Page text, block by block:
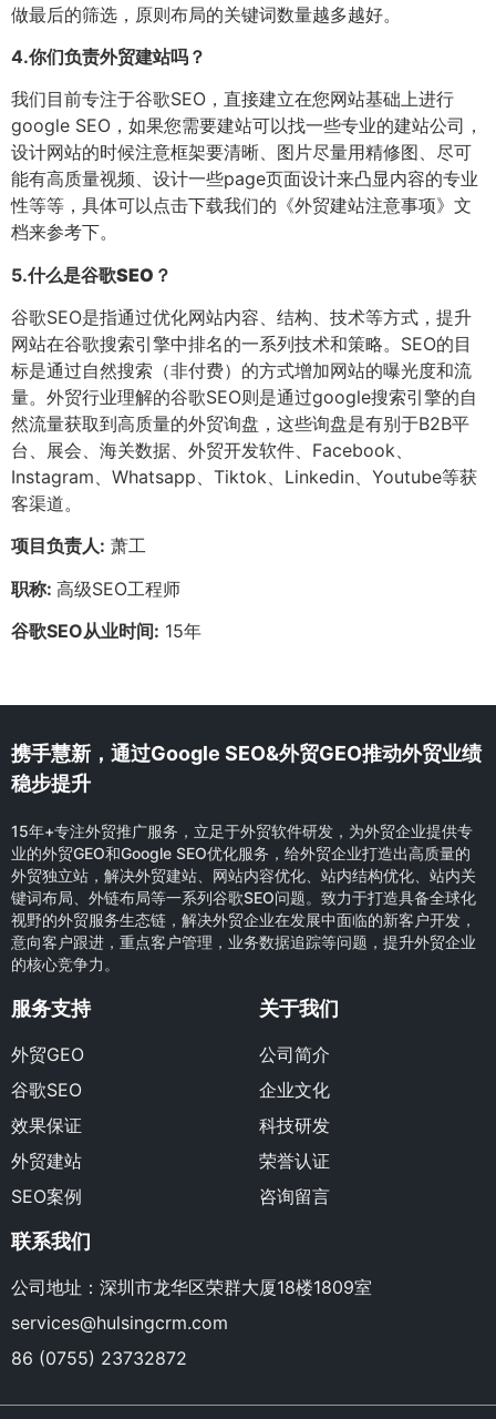
做最后的筛选，原则布局的关键词数量越多越好。
4.你们负责外贸建站吗？
我们目前专注于谷歌SEO，直接建立在您网站基础上进行
google SEO，如果您需要建站可以找一些专业的建站公司，
设计网站的时候注意框架要清晰、图片尽量用精修图、尽可
能有高质量视频、设计一些page页面设计来凸显内容的专业
性等等，具体可以点击下载我们的《外贸建站注意事项》文
档来参考下。
5.什么是谷歌SEO？
谷歌SEO是指通过优化网站内容、结构、技术等方式，提升
网站在谷歌搜索引擎中排名的一系列技术和策略。SEO的目
标是通过自然搜索（非付费）的方式增加网站的曝光度和流
量。外贸行业理解的谷歌SEO则是通过google搜索引擎的自
然流量获取到高质量的外贸询盘，这些询盘是有别于B2B平
台、展会、海关数据、外贸开发软件、Facebook、
Instagram、Whatsapp、Tiktok、Linkedin、Youtube等获
客渠道。
项目负责人: 萧工
职称: 高级SEO工程师
谷歌SEO从业时间: 15年
携手慧新，通过Google SEO&外贸GEO推动外贸业绩
稳步提升
15年+专注外贸推广服务，立足于外贸软件研发，为外贸企业提供专
业的外贸GEO和Google SEO优化服务，给外贸企业打造出高质量的
外贸独立站，解决外贸建站、网站内容优化、站内结构优化、站内关
键词布局、外链布局等一系列谷歌SEO问题。致力于打造具备全球化
视野的外贸服务生态链，解决外贸企业在发展中面临的新客户开发，
意向客户跟进，重点客户管理，业务数据追踪等问题，提升外贸企业
的核心竞争力。
服务支持
外贸GEO
谷歌SEO
效果保证
外贸建站
SEO案例
关于我们
公司简介
企业文化
科技研发
荣誉认证
咨询留言
联系我们
公司地址：深圳市龙华区荣群大厦18楼1809室
services@hulsingcrm.com
86 (0755) 23732872